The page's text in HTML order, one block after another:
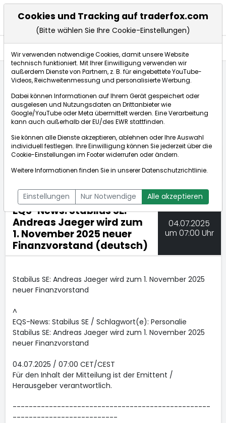
EQS-News: Stabilus SE: Andreas Jaeger wird zum 1. ...
dpa-AFX Compact
ÜBERSICHT DPA-AFX PROFEED
DPA-AFX COMPACT
NEWSBOT
EQS-News: Stabilus SE:
Andreas Jaeger wird zum
1. November 2025 neuer
Finanzvorstand (deutsch)
04.07.2025
um 07:00 Uhr
Stabilus SE: Andreas Jaeger wird zum 1. November 2025
neuer Finanzvorstand
^
EQS-News: Stabilus SE / Schlagwort(e): Personalie
Stabilus SE: Andreas Jaeger wird zum 1. November 2025
neuer Finanzvorstand
04.07.2025 / 07:00 CET/CEST
Für den Inhalt der Mitteilung ist der Emittent /
Herausgeber verantwortlich.
-------------------------------------------------
--------------------------
Cookies und Tracking auf traderfox.com
(Bitte wählen Sie Ihre Cookie-Einstellungen)
Wir verwenden notwendige Cookies, damit unsere Website
technisch funktioniert. Mit Ihrer Einwilligung verwenden wir
außerdem Dienste von Partnern, z. B. für eingebettete YouTube-
Videos, Reichweitenmessung und personalisierte Werbung.
Dabei können Informationen auf Ihrem Gerät gespeichert oder
ausgelesen und Nutzungsdaten an Drittanbieter wie
Google/YouTube oder Meta übermittelt werden. Eine Verarbeitung
kann auch außerhalb der EU/des EWR stattfinden.
Sie können alle Dienste akzeptieren, ablehnen oder Ihre Auswahl
individuell festlegen. Ihre Einwilligung können Sie jederzeit über die
Cookie-Einstellungen im Footer widerrufen oder ändern.
Weitere Informationen finden Sie in unsererDatenschutzrichtlinie.
Einstellungen Nur Notwendige Alle akzeptieren